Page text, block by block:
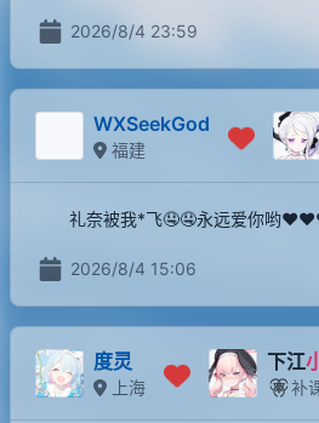
2026/8/4 23:59
WXSeekGod
福建
礼奈被我*飞🤤🤤永远爱你哟
2026/8/4 15:06
度灵
上海
下江
补